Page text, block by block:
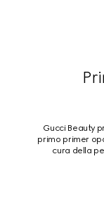
Gucci Beauty
primo primer
cura della